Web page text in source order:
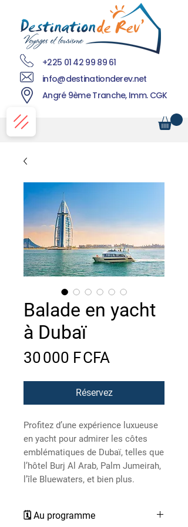
+225 01 42 99 89 61
info@destinationderev.net
Angré 9ème Tranche, Imm. CGK
Balade en yacht
à Dubaï
30 000 F CFA
Réservez
Profitez d’une expérience luxueuse
en yacht pour admirer les côtes
emblématiques de Dubaï, telles que
l’hôtel Burj Al Arab, Palm Jumeirah,
l’île Bluewaters, et bien plus.
🗓 Au programme